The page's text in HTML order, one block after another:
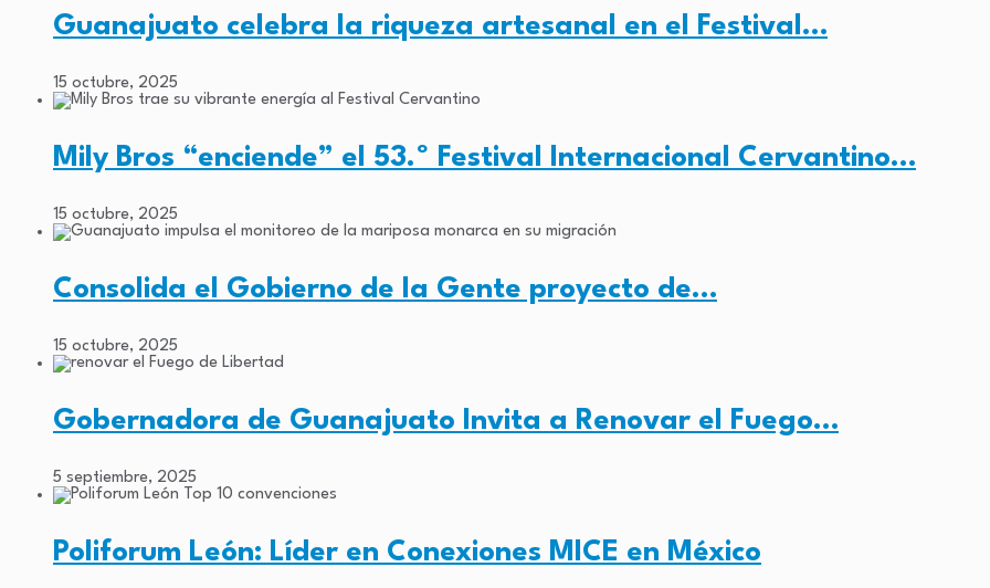
Guanajuato celebra la riqueza artesanal en el Festival…
15 octubre, 2025
Mily Bros “enciende” el 53.º Festival Internacional Cervantino…
15 octubre, 2025
Consolida el Gobierno de la Gente proyecto de…
15 octubre, 2025
Gobernadora de Guanajuato Invita a Renovar el Fuego…
5 septiembre, 2025
Poliforum León: Líder en Conexiones MICE en México